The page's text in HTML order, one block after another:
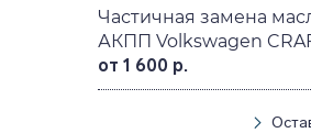
Частичная замена
АКПП Volkswagen
от 1 600 р.